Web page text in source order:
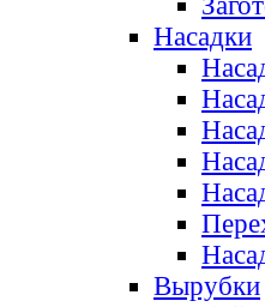
Насадки
Вырубки